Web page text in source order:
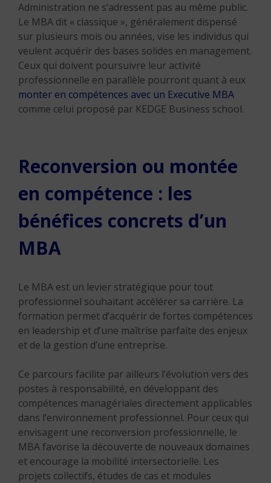
Administration ne s’adressent pas au même public.
Le MBA dit « classique », généralement dispensé
sur plusieurs mois ou années, vise les individus qui
veulent acquérir des bases solides en management.
Ceux qui doivent poursuivre leur activité
professionnelle en parallèle pourront quant à eux
monter en compétences avec un Executive MBA
comme celui proposé par KEDGE Business school.
Reconversion ou montée
en compétence : les
bénéfices concrets d’un
MBA
Le MBA est un levier stratégique pour tout
professionnel souhaitant accélérer sa carrière. La
formation permet d’acquérir de fortes compétences
en leadership et d’une maîtrise parfaite des enjeux
et de la gestion d’une entreprise.
Ce parcours facilite par ailleurs l’évolution vers des
postes à responsabilité, en développant des
compétences managériales directement applicables
dans l’environnement professionnel. Pour ceux qui
envisagent une reconversion professionnelle, le
MBA favorise la découverte de nouveaux domaines
et encourage la mobilité intersectorielle. Les
projets collectifs, études de cas et modules